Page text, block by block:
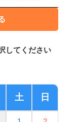
してください
土 日